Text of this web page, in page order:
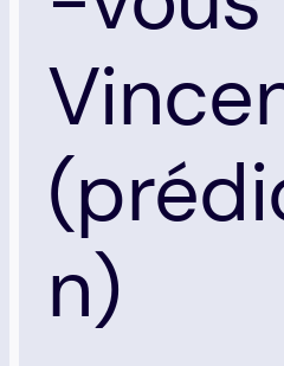
n)